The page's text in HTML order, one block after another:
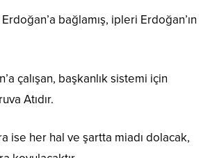
bağlamış, ipleri Erdoğan’ın
çalışan, başkanlık sistemi için
Atıdır.
ise her hal ve şartta miadı dolacak,